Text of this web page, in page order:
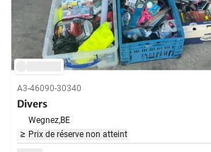
A3-46090-30340
Divers
Wegnez,BE
Prix de réserve non atteint